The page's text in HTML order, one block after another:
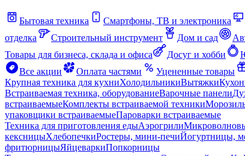
Бытовая техника Смартфоны, ТВ и электроника
отделка
Строительный инструмент Дом и сад
Товары для бизнеса, склада и офиса
Досуг и хобби
Все акции
Оплата частями Уцененные товары
Крупная техника для кухниХолодильникиВытяжки
Встраиваемая техника, оборудованиеВарочные панели
встраиваемыеКомплекты встраиваемой техники
упаковщики встраиваемыеПароварки встраиваемые
Техника для приготовления едыАэрогрили
кексницыХлебопечкиРостеры, мини-печиЙогуртницы,
фритюрницыЯйцеваркиПопкорницы